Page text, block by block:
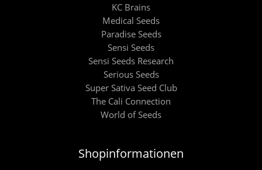
KC Brains
Medical Seeds
Paradise Seeds
Sensi Seeds
Sensi Seeds Research
Serious Seeds
Super Sativa Seed Club
The Cali Connection
World of Seeds
Shopinformationen